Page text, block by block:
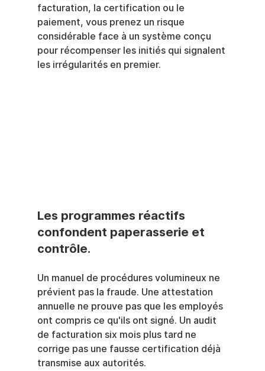
facturation, la certification ou le
paiement, vous prenez un risque
considérable face à un système conçu
pour récompenser les initiés qui signalent
les irrégularités en premier.
Les programmes réactifs
confondent paperasserie et
contrôle.
Un manuel de procédures volumineux ne
prévient pas la fraude. Une attestation
annuelle ne prouve pas que les employés
ont compris ce qu'ils ont signé. Un audit
de facturation six mois plus tard ne
corrige pas une fausse certification déjà
transmise aux autorités.